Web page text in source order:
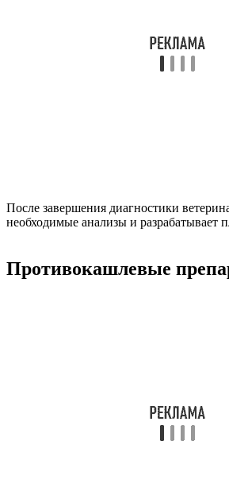
После завершения диагностики
необходимые анализы и разрабатывает
Противокашлевые